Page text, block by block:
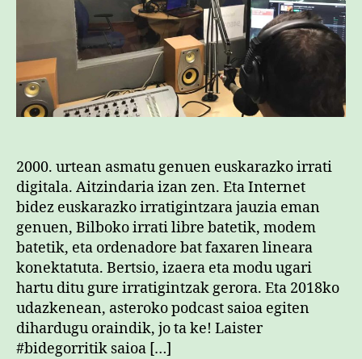
2000. urtean asmatu genuen euskarazko irrati
digitala. Aitzindaria izan zen. Eta Internet
bidez euskarazko irratigintzara jauzia eman
genuen, Bilboko irrati libre batetik, modem
batetik, eta ordenadore bat faxaren lineara
konektatuta. Bertsio, izaera eta modu ugari
hartu ditu gure irratigintzak gerora. Eta 2018ko
udazkenean, asteroko podcast saioa egiten
dihardugu oraindik, jo ta ke! Laister
#bidegorritik saioa […]